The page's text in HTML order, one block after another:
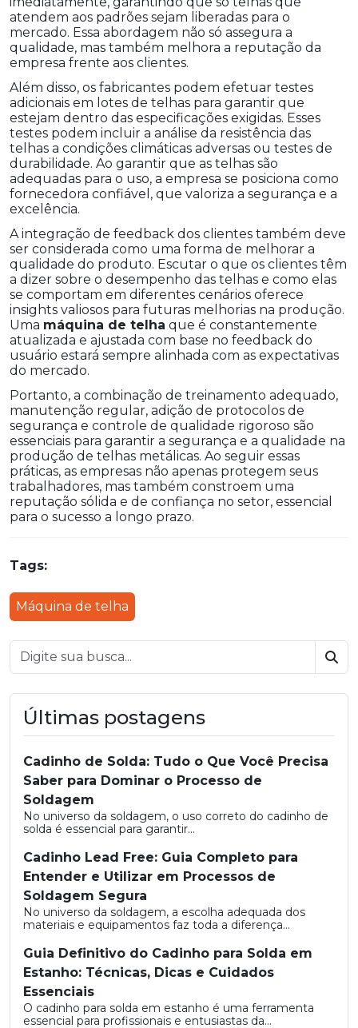
atendem aos padrões sejam liberadas para o
mercado. Essa abordagem não só assegura a
qualidade, mas também melhora a reputação da
empresa frente aos clientes.
Além disso, os fabricantes podem efetuar testes
adicionais em lotes de telhas para garantir que
estejam dentro das especificações exigidas. Esses
testes podem incluir a análise da resistência das
telhas a condições climáticas adversas ou testes de
durabilidade. Ao garantir que as telhas são
adequadas para o uso, a empresa se posiciona como
fornecedora confiável, que valoriza a segurança e a
excelência.
A integração de feedback dos clientes também deve
ser considerada como uma forma de melhorar a
qualidade do produto. Escutar o que os clientes têm
a dizer sobre o desempenho das telhas e como elas
se comportam em diferentes cenários oferece
insights valiosos para futuras melhorias na produção.
Uma máquina de telha que é constantemente
atualizada e ajustada com base no feedback do
usuário estará sempre alinhada com as expectativas
do mercado.
Portanto, a combinação de treinamento adequado,
manutenção regular, adição de protocolos de
segurança e controle de qualidade rigoroso são
essenciais para garantir a segurança e a qualidade na
produção de telhas metálicas. Ao seguir essas
práticas, as empresas não apenas protegem seus
trabalhadores, mas também constroem uma
reputação sólida e de confiança no setor, essencial
para o sucesso a longo prazo.
Tags:
Máquina de telha
Últimas postagens
Cadinho de Solda: Tudo o Que Você Precisa
Saber para Dominar o Processo de
Soldagem
No universo da soldagem, o uso correto do cadinho de
solda é essencial para garantir...
Cadinho Lead Free: Guia Completo para
Entender e Utilizar em Processos de
Soldagem Segura
No universo da soldagem, a escolha adequada dos
materiais e equipamentos faz toda a diferença...
Guia Definitivo do Cadinho para Solda em
Estanho: Técnicas, Dicas e Cuidados
Essenciais
O cadinho para solda em estanho é uma ferramenta
essencial para profissionais e entusiastas da...